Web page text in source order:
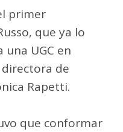
primer
que ya lo
UGC en
de
Rapetti.
que conformar